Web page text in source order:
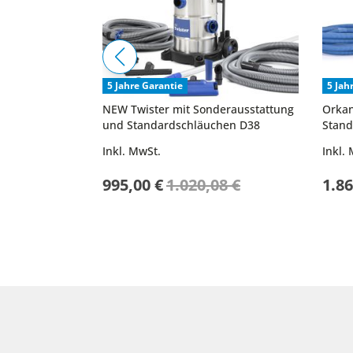
5 Jahre Garantie
NEW Twister mit Sonderausstattung
und Standardschläuchen D38
Sonderpreis
995,00 €1.020,08 €
Inkl. MwSt.
5
Inkl.